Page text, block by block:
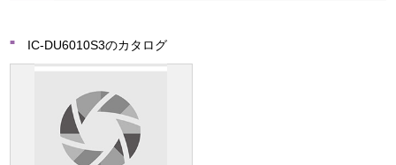
IC-DU6010S3のカタログ